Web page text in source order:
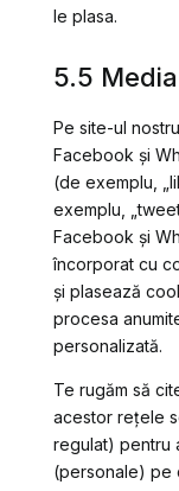
le plasa.
5.5
Pe site-ul
Facebook și
(de exemplu,
exemplu,
Facebook și
încorporat cu
și plasează
procesa
personalizată.
Te rugăm să
acestor rețele
regulat) pentru
(personale) pe